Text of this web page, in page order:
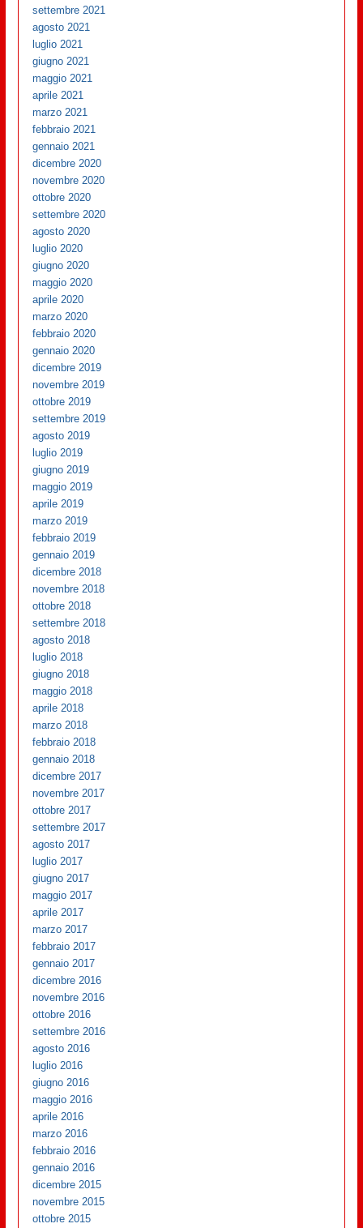
settembre 2021
agosto 2021
luglio 2021
giugno 2021
maggio 2021
aprile 2021
marzo 2021
febbraio 2021
gennaio 2021
dicembre 2020
novembre 2020
ottobre 2020
settembre 2020
agosto 2020
luglio 2020
giugno 2020
maggio 2020
aprile 2020
marzo 2020
febbraio 2020
gennaio 2020
dicembre 2019
novembre 2019
ottobre 2019
settembre 2019
agosto 2019
luglio 2019
giugno 2019
maggio 2019
aprile 2019
marzo 2019
febbraio 2019
gennaio 2019
dicembre 2018
novembre 2018
ottobre 2018
settembre 2018
agosto 2018
luglio 2018
giugno 2018
maggio 2018
aprile 2018
marzo 2018
febbraio 2018
gennaio 2018
dicembre 2017
novembre 2017
ottobre 2017
settembre 2017
agosto 2017
luglio 2017
giugno 2017
maggio 2017
aprile 2017
marzo 2017
febbraio 2017
gennaio 2017
dicembre 2016
novembre 2016
ottobre 2016
settembre 2016
agosto 2016
luglio 2016
giugno 2016
maggio 2016
aprile 2016
marzo 2016
febbraio 2016
gennaio 2016
dicembre 2015
novembre 2015
ottobre 2015